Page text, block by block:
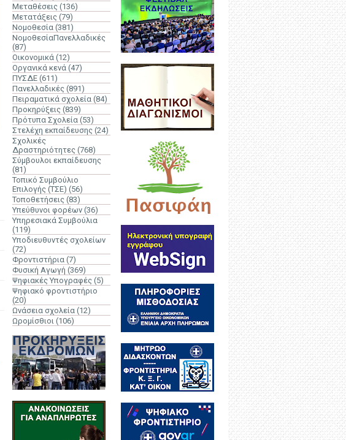
Μεταθέσεις (136)
Μετατάξεις (79)
Νομοθεσία (381)
ΝομοθεσίαΠανελλαδικές
(87)
Οικονομικά (12)
Οργανικά κενά (47)
ΠΥΣΔΕ (611)
Πανελλαδικές (891)
Πειραματικά σχολεία (84)
Προκηρύξεις (839)
Πρότυπα Σχολεία (53)
Στελέχη εκπαίδευσης (24)
Σχολικές
Δραστηριότητες (768)
Σύμβουλοι εκπαίδευσης
(81)
Τοπικό Συμβούλιο
Επιλογής (ΤΣΕ) (56)
Τοποθετήσεις (83)
Υπεύθυνοι φορέων (36)
Υπηρεσιακά Συμβούλια
(119)
Υποδιευθυντές σχολείων
(72)
Φροντιστήρια (7)
Φυσική Αγωγή (369)
Ψηφιακές Υπογραφές (5)
Ψηφιακό φροντιστήριο
(20)
Ωνάσεια σχολεία (12)
Ωρομίσθιοι (106)